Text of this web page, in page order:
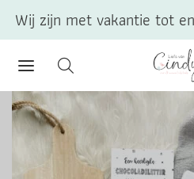
Wij zijn met vakantie tot